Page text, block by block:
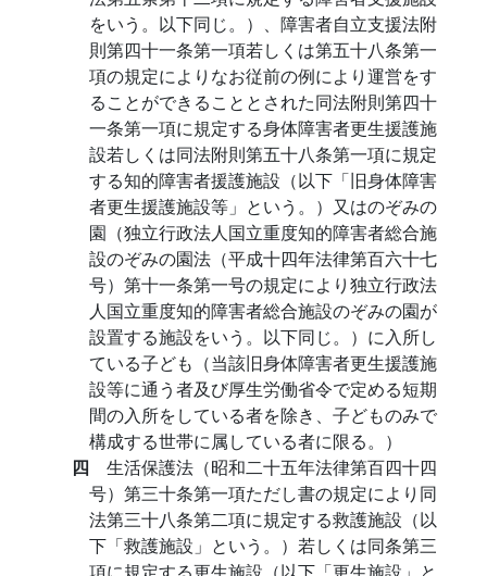
をいう。以下同じ。）、障害者自立支援法附
則第四十一条第一項若しくは第五十八条第一
項の規定によりなお従前の例により運営をす
ることができることとされた同法附則第四十
一条第一項に規定する身体障害者更生援護施
設若しくは同法附則第五十八条第一項に規定
する知的障害者援護施設（以下「旧身体障害
者更生援護施設等」という。）又はのぞみの
園（独立行政法人国立重度知的障害者総合施
設のぞみの園法（平成十四年法律第百六十七
号）第十一条第一号の規定により独立行政法
人国立重度知的障害者総合施設のぞみの園が
設置する施設をいう。以下同じ。）に入所し
ている子ども（当該旧身体障害者更生援護施
設等に通う者及び厚生労働省令で定める短期
間の入所をしている者を除き、子どものみで
構成する世帯に属している者に限る。）
四 生活保護法（昭和二十五年法律第百四十四
号）第三十条第一項ただし書の規定により同
法第三十八条第二項に規定する救護施設（以
下「救護施設」という。）若しくは同条第三